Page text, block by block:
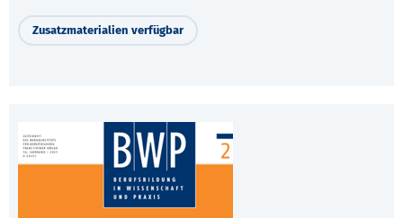
Zusatzmaterialien verfügbar